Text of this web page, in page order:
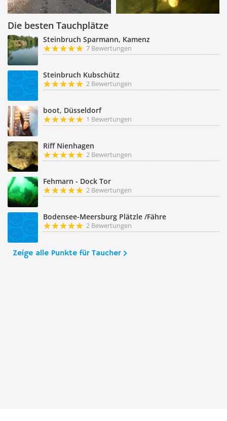
Die besten Tauchplätze
Steinbruch Sparmann, Kamenz
7 Bewertungen
Steinbruch Kubschütz
2 Bewertungen
boot, Düsseldorf
1 Bewertungen
Riff Nienhagen
2 Bewertungen
Fehmarn - Dock Tor
2 Bewertungen
Bodensee-Meersburg Plätzle /Fähre
2 Bewertungen
Zeige alle Punkte für Taucher